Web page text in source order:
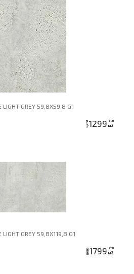
LIGHT GREY 59,8X59,8 G1
цена1299 грн
м2
GREY 59,8X119,8 G1
цена1799 грн
м2